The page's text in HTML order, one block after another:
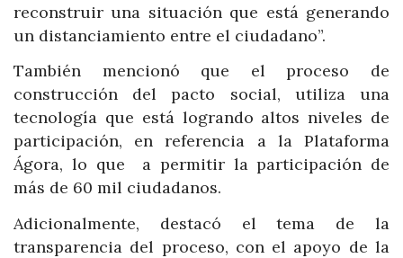
reconstruir una situación que está generando
un distanciamiento entre el ciudadano”.
También mencionó que el proceso de
construcción del pacto social, utiliza una
tecnología que está logrando altos niveles de
participación, en referencia a la Plataforma
Ágora, lo que a permitir la participación de
más de 60 mil ciudadanos.
Adicionalmente, destacó el tema de la
transparencia del proceso, con el apoyo de la